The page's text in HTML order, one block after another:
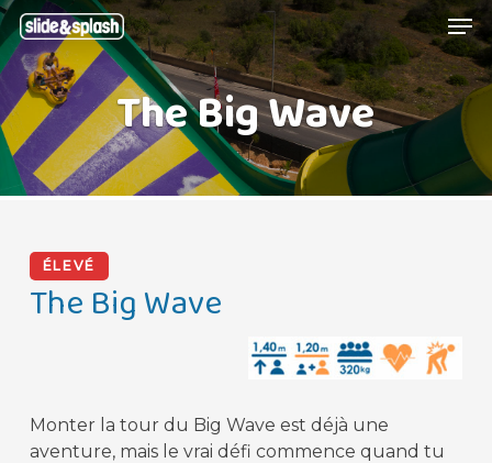
Skip
to
main
content
The Big Wave
ÉLEVÉ
The Big Wave
Monter la tour du Big Wave est déjà une
aventure, mais le vrai défi commence quand tu
Menu